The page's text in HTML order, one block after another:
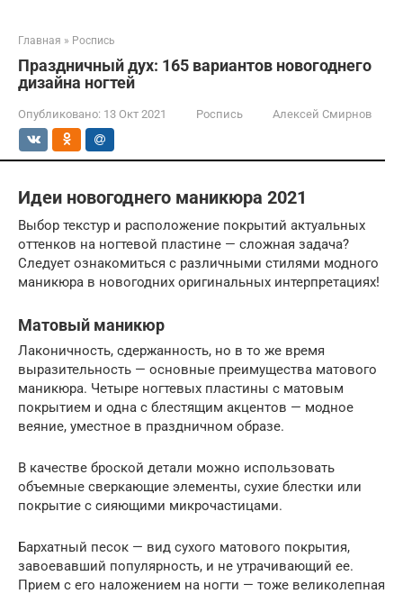
Главная » Роспись
Праздничный дух: 165 вариантов новогоднего
дизайна ногтей
Опубликовано: 13 Окт 2021 Роспись Алексей Смирнов
Идеи новогоднего маникюра 2021
Выбор текстур и расположение покрытий актуальных
оттенков на ногтевой пластине — сложная задача?
Следует ознакомиться с различными стилями модного
маникюра в новогодних оригинальных интерпретациях!
Матовый маникюр
Лаконичность, сдержанность, но в то же время
выразительность — основные преимущества матового
маникюра. Четыре ногтевых пластины с матовым
покрытием и одна с блестящим акцентов — модное
веяние, уместное в праздничном образе.
В качестве броской детали можно использовать
объемные сверкающие элементы, сухие блестки или
покрытие с сияющими микрочастицами.
Бархатный песок — вид сухого матового покрытия,
завоевавший популярность, и не утрачивающий ее.
Прием с его наложением на ногти — тоже великолепная